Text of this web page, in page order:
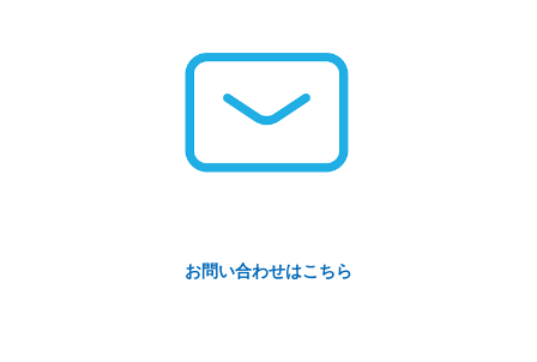
お問い合わせはこちら